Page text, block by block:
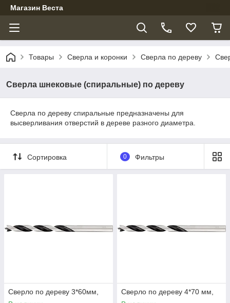
Магазин Веста
Товары Сверла и коронки Сверла по дереву
Сверла шнековые (спиральные) по дереву
Сверла по дереву спиральные предназначены для
высверливания отверстий в дереве разного диаметра.
Сортировка 0 Фильтры
Сверло по дереву 3*60мм,
Сверло по дереву 4*70 мм,